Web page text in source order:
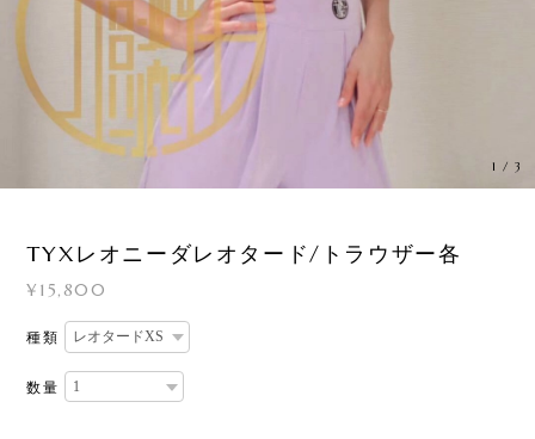
1 /3
TYXレオニーダレオタード/トラウザー各
¥15,800
種類
数量